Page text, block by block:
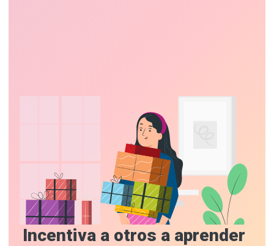
Incentiva a otros a aprender